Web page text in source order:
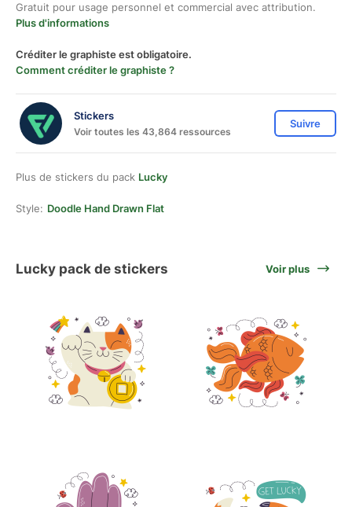
Gratuit pour usage personnel et commercial avec attribution.
Plus d'informations
Créditer le graphiste est obligatoire.
Comment créditer le graphiste ?
Stickers
Voir toutes les 43,864 ressources
Suivre
Plus de stickers du pack Lucky
Style: Doodle Hand Drawn Flat
Lucky pack de stickers Voir plus